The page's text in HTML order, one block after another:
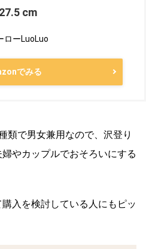
27.5 cm
ローLuoLuo
でみる
類で男女兼用なので、沢登り
やカップルでおそろいにする
入を検討している人にもピッ